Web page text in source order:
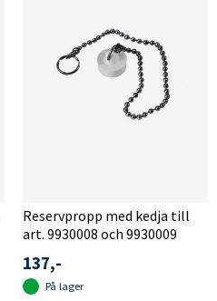
Reservpropp med kedja till
art. 9930008 och 9930009
137,-
På lager